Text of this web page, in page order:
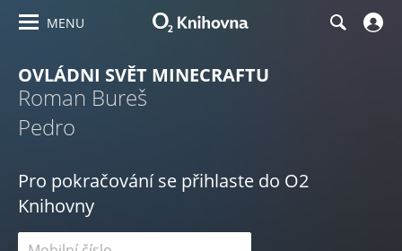
MENU
OVLÁDNI SVĚT MINECRAFTU
Roman Bureš
Pedro
Pro pokračování se přihlaste do O2
Knihovny